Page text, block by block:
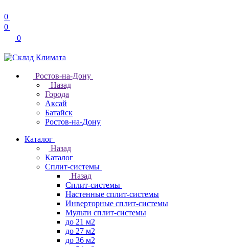
0
0
0
Ростов-на-Дону
Назад
Города
Аксай
Батайск
Ростов-на-Дону
Каталог
Назад
Каталог
Сплит-системы
Назад
Сплит-системы
Настенные сплит-системы
Инверторные сплит-системы
Мульти сплит-системы
до 21 м2
до 27 м2
до 36 м2